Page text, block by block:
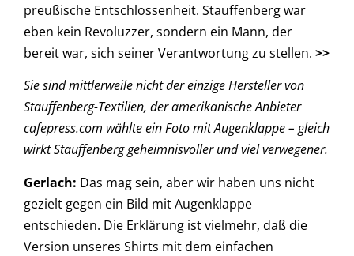
preußische Entschlossenheit. Stauffenberg war
eben kein Revoluzzer, sondern ein Mann, der
bereit war, sich seiner Verantwortung zu stellen. >>
Sie sind mittlerweile nicht der einzige Hersteller von
Stauffenberg-Textilien, der amerikanische Anbieter
cafepress.com wählte ein Foto mit Augenklappe – gleich
wirkt Stauffenberg geheimnisvoller und viel verwegener.
Gerlach: Das mag sein, aber wir haben uns nicht
gezielt gegen ein Bild mit Augenklappe
entschieden. Die Erklärung ist vielmehr, daß die
Version unseres Shirts mit dem einfachen